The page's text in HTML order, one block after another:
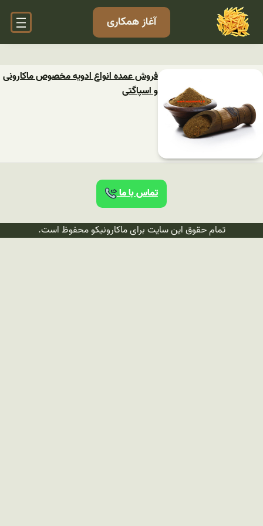
آغاز همکاری
فروش عمده انواع ادویه مخصوص ماکارونی
و اسپاگتی
تماس با ما
تمام حقوق این سایت برای ماکارونیکو محفوظ است.